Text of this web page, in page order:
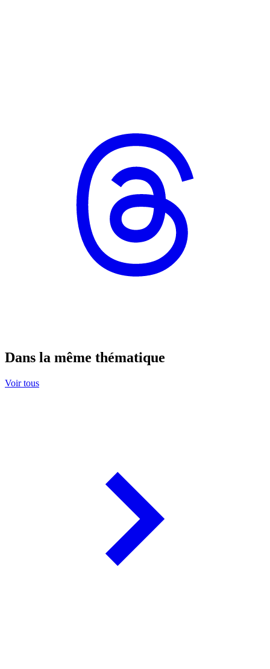
Dans la même thématique
Voir tous